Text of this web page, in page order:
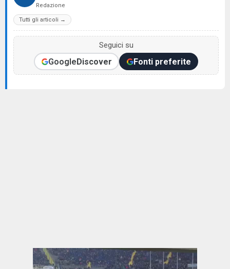
Redazione
Tutti gli articoli →
Seguici su
GoogleDiscover Fonti preferite